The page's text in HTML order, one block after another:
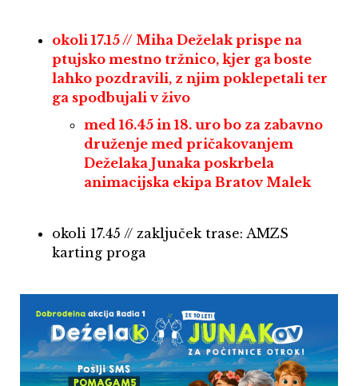
okoli 17.15 // Miha Deželak prispe na
ptujsko mestno tržnico, kjer ga boste
lahko pozdravili, z njim poklepetali ter
ga spodbujali v živo
med 16.45 in 18. uro bo za zabavno
druženje med pričakovanjem
Deželaka Junaka poskrbela
animacijska ekipa Bratov Malek
okoli 17.45 // zaključek trase: AMZS
karting proga